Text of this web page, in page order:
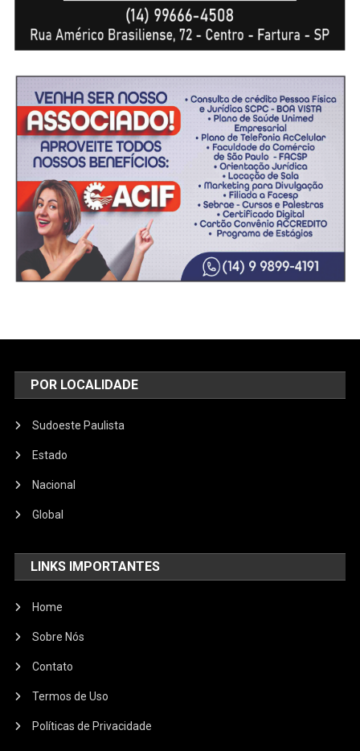
POR LOCALIDADE
Sudoeste Paulista
Estado
Nacional
Global
LINKS IMPORTANTES
Home
Sobre Nós
Contato
Termos de Uso
Políticas de Privacidade